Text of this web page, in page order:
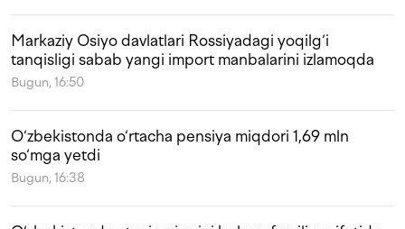
Markaziy Osiyo davlatlari Rossiyadagi yoqilg‘i
tanqisligi sabab yangi import manbalarini izlamoqda
Bugun, 16:50
O‘zbekistonda o‘rtacha pensiya miqdori 1,69 mln
so‘mga yetdi
Bugun, 16:38